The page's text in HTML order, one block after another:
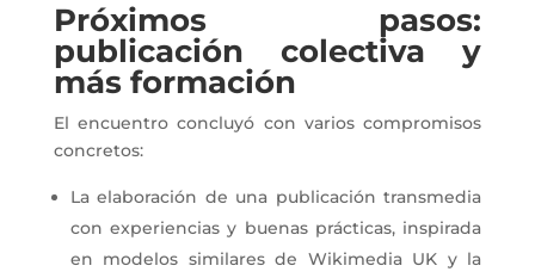
Próximos pasos:
publicación colectiva y
más formación
El encuentro concluyó con varios compromisos
concretos:
La elaboración de una publicación transmedia
con experiencias y buenas prácticas, inspirada
en modelos similares de Wikimedia UK y la